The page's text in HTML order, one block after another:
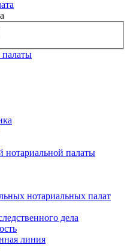
палаты
нотариальной палаты
нотариальных палат
дела
линия